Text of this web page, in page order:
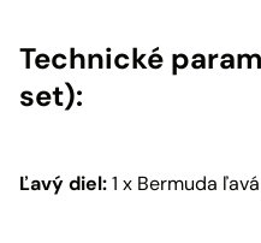
Technické
set):
Ľavý diel:1 x Bermuda